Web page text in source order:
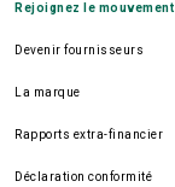
Rejoignez le mouvement
Devenir fournisseurs
La marque
Rapports extra-financier
Déclaration conformité